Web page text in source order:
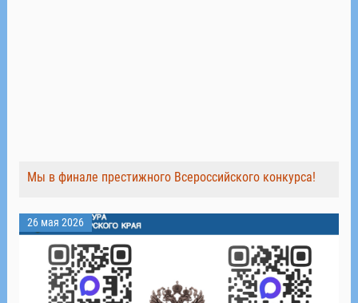
Мы в финале престижного Всероссийского конкурса!
26 мая 2026